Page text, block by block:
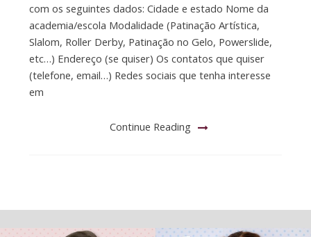
com os seguintes dados: Cidade e estado Nome da
academia/escola Modalidade (Patinação Artística,
Slalom, Roller Derby, Patinação no Gelo, Powerslide,
etc…) Endereço (se quiser) Os contatos que quiser
(telefone, email…) Redes sociais que tenha interesse
em
Continue Reading